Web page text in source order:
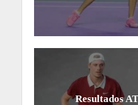
Resultados